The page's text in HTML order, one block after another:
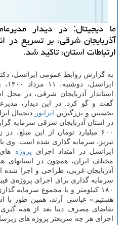
ما دیجیتال: در دیدار
آذربایجان شرقی، بر تسریع در
ارتباطات استان، تاکید شد.
به گزارش روابط عمومی ایرانسل،
استاندار آذربایجان شرقی، در محل
گفت و گو کرد. در این دیدار،
نخستین و بزرگترین اپراتور
در استان آذربایجان شرقی سرمایه
۶۰۰ میلیارد تومان از این
تبریز، سرمایه گذاری شده است. وی با
ایرانسل در امتداد اجرای پروژه
مختلف ایران، همچون در استانهای
آذربایجان غربی، طراحی و اجرا شده
سرمایه گذاری برای اجرای پروژه‌ی
هستیم.» عباسی آرند، همین طور با
تقاضای مصرف دیتا بعد از همه گیری
اجرای هر چه سریعتر پروژه های